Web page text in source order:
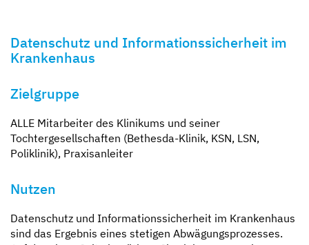
Datenschutz und Informationssicherheit im
Krankenhaus
Zielgruppe
ALLE Mitarbeiter des Klinikums und seiner
Tochtergesellschaften (Bethesda-Klinik, KSN, LSN,
Poliklinik), Praxisanleiter
Nutzen
Datenschutz und Informationssicherheit im Krankenhaus
sind das Ergebnis eines stetigen Abwägungsprozesses.